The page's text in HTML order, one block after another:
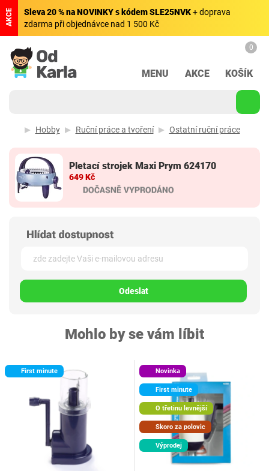
AKCE Sleva 20 % na NOVINKY s kódem SLE25NVK+ doprava
zdarma při objednávce nad 1 500 Kč
MENU AKCE
0
KOŠÍK
Hobby Ruční práce a tvoření Ostatní ruční práce
Pletací strojek Maxi Prym 624170
649 Kč
Odeslat
Mohlo by se vám líbit
First minute Novinka
First minute
O třetinu levnější
Skoro za polovic
Výprodej